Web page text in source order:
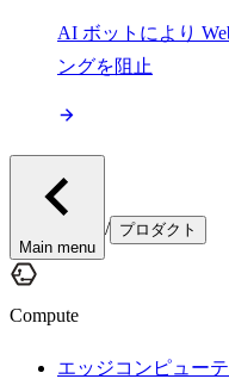
AI ボットにより
ングを阻止
Main menu
/ プロダクト
Compute
エッジコンピュー